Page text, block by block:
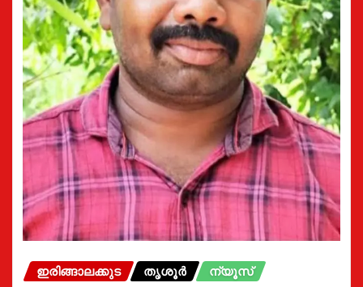
ഇരിങ്ങാലക്കുട തൃശൂർ ന്യൂസ്